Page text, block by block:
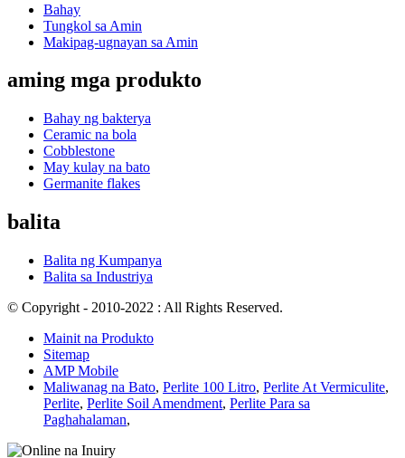
Bahay
Tungkol sa Amin
Makipag-ugnayan sa Amin
aming mga produkto
Bahay ng bakterya
Ceramic na bola
Cobblestone
May kulay na bato
Germanite flakes
balita
Balita ng Kumpanya
Balita sa Industriya
© Copyright - 2010-2022 : All Rights Reserved.
Mainit na Produkto
Sitemap
AMP Mobile
Maliwanag na Bato, Perlite 100 Litro, Perlite At Vermiculite,
Perlite, Perlite Soil Amendment, Perlite Para sa
Paghahalaman,